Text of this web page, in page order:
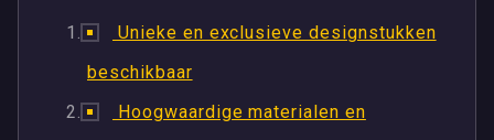
Unieke en exclusieve designstukken
beschikbaar
Hoogwaardige materialen en